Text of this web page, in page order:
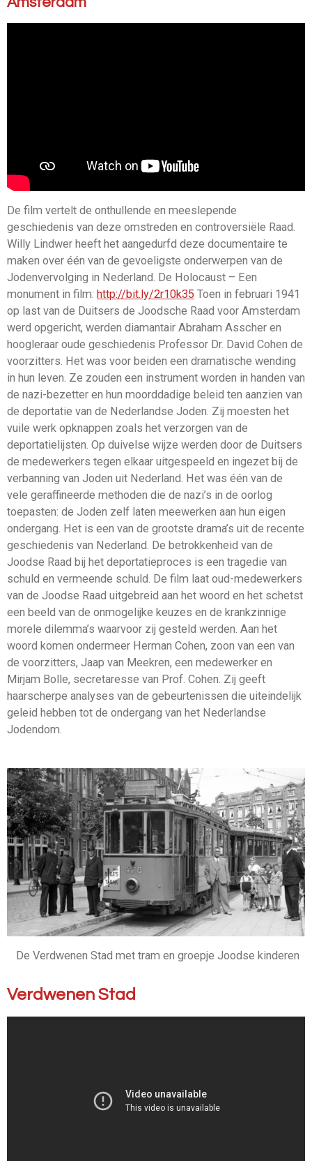
De film vertelt de onthullende en meeslepende
geschiedenis van deze omstreden en controversiële Raad.
Willy Lindwer heeft het aangedurfd deze documentaire te
maken over één van de gevoeligste onderwerpen van de
Jodenvervolging in Nederland. De Holocaust – Een
monument in film: http://bit.ly/2r10k35 Toen in februari 1941
op last van de Duitsers de Joodsche Raad voor Amsterdam
werd opgericht, werden diamantair Abraham Asscher en
hoogleraar oude geschiedenis Professor Dr. David Cohen de
voorzitters. Het was voor beiden een dramatische wending
in hun leven. Ze zouden een instrument worden in handen van
de nazi-bezetter en hun moorddadige beleid ten aanzien van
de deportatie van de Nederlandse Joden. Zij moesten het
vuile werk opknappen zoals het verzorgen van de
deportatielijsten. Op duivelse wijze werden door de Duitsers
de medewerkers tegen elkaar uitgespeeld en ingezet bij de
verbanning van Joden uit Nederland. Het was één van de
vele geraffineerde methoden die de nazi’s in de oorlog
toepasten: de Joden zelf laten meewerken aan hun eigen
ondergang. Het is een van de grootste drama’s uit de recente
geschiedenis van Nederland. De betrokkenheid van de
Joodse Raad bij het deportatieproces is een tragedie van
schuld en vermeende schuld. De film laat oud-medewerkers
van de Joodse Raad uitgebreid aan het woord en het schetst
een beeld van de onmogelijke keuzes en de krankzinnige
morele dilemma’s waarvoor zij gesteld werden. Aan het
woord komen ondermeer Herman Cohen, zoon van een van
de voorzitters, Jaap van Meekren, een medewerker en
Mirjam Bolle, secretaresse van Prof. Cohen. Zij geeft
haarscherpe analyses van de gebeurtenissen die uiteindelijk
geleid hebben tot de ondergang van het Nederlandse
Jodendom.
De Verdwenen Stad met tram en groepje Joodse kinderen
Verdwenen Stad